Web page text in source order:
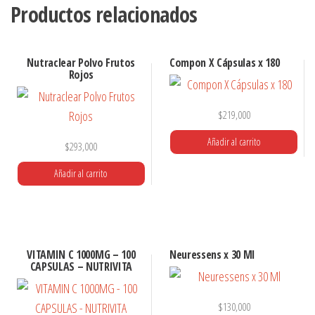
Productos relacionados
Nutraclear Polvo Frutos
Rojos
$293,000
Añadir al carrito
Compon X Cápsulas x 180
$219,000
Añadir al carrito
VITAMIN C 1000MG – 100
CAPSULAS – NUTRIVITA
Neuressens x 30 Ml
$130,000